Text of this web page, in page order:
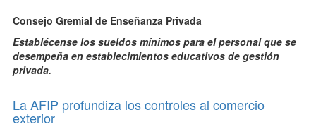
Consejo Gremial de Enseñanza Privada
Establécense los sueldos mínimos para el personal que se
desempeña en establecimientos educativos de gestión
privada.
La AFIP profundiza los controles al comercio
exterior